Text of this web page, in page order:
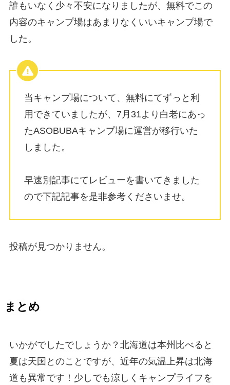
誰もいなく少々不安になりましたが、無料でこの
内容のキャンプ場はあまりなくいいキャンプ場で
した。
当キャンプ場について、無料にてずっと利
用できていましたが、7月31より白老にあっ
たASOBUBAキャンプ場に運営が移行いた
しました。
早速別記事にてレビューを書いてきました
ので下記記事を是非参考くださいませ。
投稿が見つかりません。
まとめ
いかがでしたでしょうか？北海道は本州比べると
夏は天国とのことですが、近年の気温上昇は北海
道も異常です！少しでも涼しくキャンプライフを